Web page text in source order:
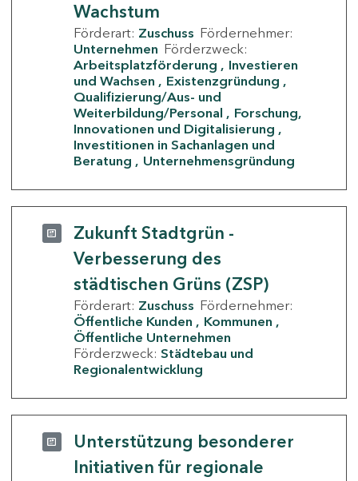
Wachstum
Förderart: Zuschuss Fördernehmer:
Unternehmen Förderzweck:
Arbeitsplatzförderung
Investieren
und Wachsen
Existenzgründung
Qualifizierung/Aus- und
Weiterbildung/Personal
Forschung,
Innovationen und Digitalisierung
Investitionen in Sachanlagen und
Beratung
Unternehmensgründung
Zukunft Stadtgrün -
Verbesserung des
städtischen Grüns (ZSP)
Förderart: Zuschuss Fördernehmer:
Öffentliche Kunden
Kommunen
Öffentliche Unternehmen
Förderzweck: Städtebau und
Regionalentwicklung
Unterstützung besonderer
Initiativen für regionale